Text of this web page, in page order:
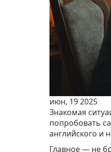
июн, 19 2025
Знакомая
попробовать
английского и
Главное — не